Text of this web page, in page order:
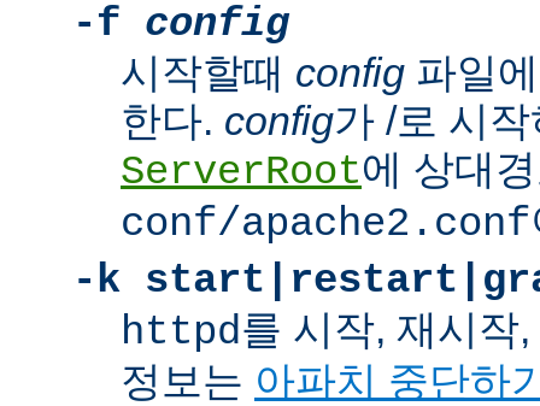
-f config
시작할때 config 파일
한다. config가 /로 시
ServerRoot에 상대
conf/apache2.conf
-k
httpd를 시작, 재시작
정보는 아파치 중단하